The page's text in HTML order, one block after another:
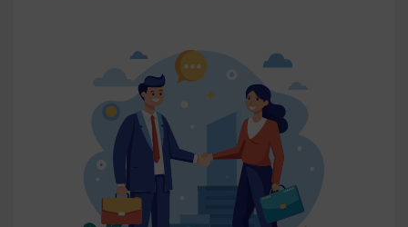
международным участием 2026 года.
Фонд кино поддержит четыре
кинозала Ивановской области
В Фонде кино подвели итоги отбора
организаций кинопроката на получение